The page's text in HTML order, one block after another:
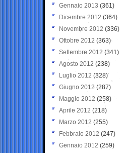
Gennaio 2013 (361)
Dicembre 2012 (364)
Novembre 2012 (336)
Ottobre 2012 (363)
Settembre 2012 (341)
Agosto 2012 (238)
Luglio 2012 (328)
Giugno 2012 (287)
Maggio 2012 (258)
Aprile 2012 (218)
Marzo 2012 (255)
Febbraio 2012 (247)
Gennaio 2012 (259)